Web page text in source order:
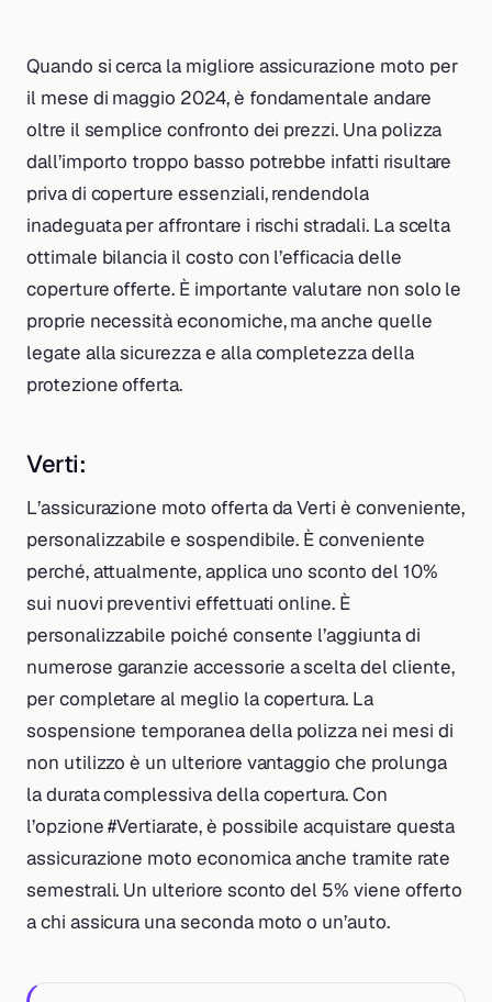
Quando si cerca la migliore assicurazione moto per
il mese di maggio 2024, è fondamentale andare
oltre il semplice confronto dei prezzi. Una polizza
dall’importo troppo basso potrebbe infatti risultare
priva di coperture essenziali, rendendola
inadeguata per affrontare i rischi stradali. La scelta
ottimale bilancia il costo con l’efficacia delle
coperture offerte. È importante valutare non solo le
proprie necessità economiche, ma anche quelle
legate alla sicurezza e alla completezza della
protezione offerta.
Verti:
L’assicurazione moto offerta da Verti è conveniente,
personalizzabile e sospendibile. È conveniente
perché, attualmente, applica uno sconto del 10%
sui nuovi preventivi effettuati online. È
personalizzabile poiché consente l’aggiunta di
numerose garanzie accessorie a scelta del cliente,
per completare al meglio la copertura. La
sospensione temporanea della polizza nei mesi di
non utilizzo è un ulteriore vantaggio che prolunga
la durata complessiva della copertura. Con
l’opzione #Vertiarate, è possibile acquistare questa
assicurazione moto economica anche tramite rate
semestrali. Un ulteriore sconto del 5% viene offerto
a chi assicura una seconda moto o un’auto.